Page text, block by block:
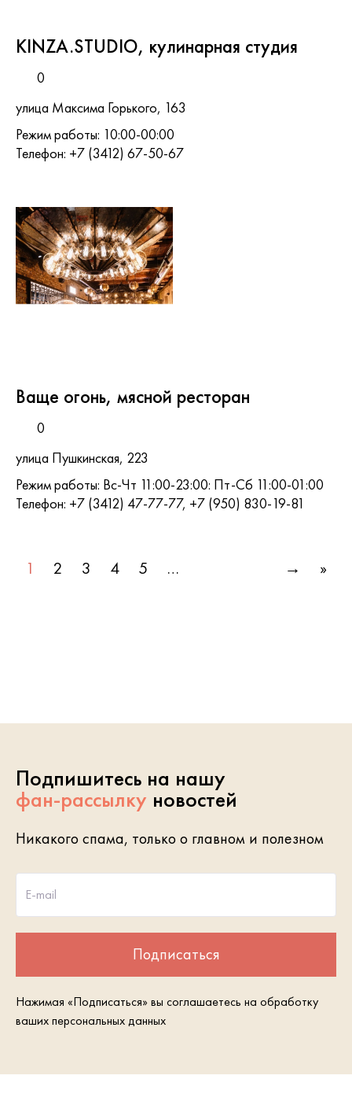
KINZA.STUDIO, кулинарная студия
0
улица Максима Горького, 163
Режим работы: 10:00-00:00
Телефон: +7 (3412) 67-50-67
Ваще огонь, мясной ресторан
0
улица Пушкинская, 223
Режим работы: Вс-Чт 11:00-23:00: Пт-Сб 11:00-01:00
Телефон: +7 (3412) 47-77-77, +7 (950) 830-19-81
1 2 3 4 5 … → »
Подпишитесь на нашу
фан-рассылку новостей
Никакого спама, только о главном и полезном
E-mail
Подписаться
Нажимая «Подписаться» вы соглашаетесь на обработку
ваших персональных данных